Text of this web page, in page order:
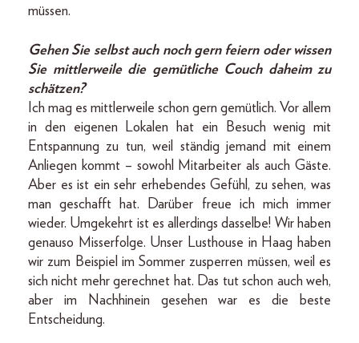
müssen.
Gehen Sie selbst auch noch gern feiern oder wissen
Sie mittlerweile die gemütliche Couch daheim zu
schätzen?
Ich mag es mittlerweile schon gern gemütlich. Vor allem
in den eigenen Lokalen hat ein Besuch wenig mit
Entspannung zu tun, weil ständig jemand mit einem
Anliegen kommt – sowohl Mitarbeiter als auch Gäste.
Aber es ist ein sehr erhebendes Gefühl, zu sehen, was
man geschafft hat. Darüber freue ich mich immer
wieder. Umgekehrt ist es allerdings dasselbe! Wir haben
genauso Misserfolge. Unser Lusthouse in Haag haben
wir zum Beispiel im Sommer zusperren müssen, weil es
sich nicht mehr gerechnet hat. Das tut schon auch weh,
aber im Nachhinein gesehen war es die beste
Entscheidung.